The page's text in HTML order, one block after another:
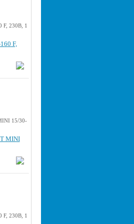
F, 230В, 1
F,
15/30-
MINI
F, 230В, 1